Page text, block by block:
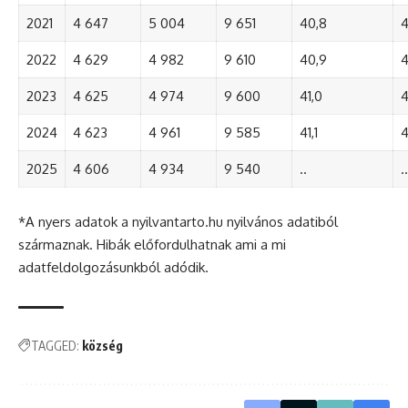
2021 4 647 5 004 9 651 40,8
2022 4 629 4 982 9 610 40,9
2023 4 625 4 974 9 600 41,0
2024 4 623 4 961 9 585 41,1
2025 4 606 4 934 9 540 .. ..
*A nyers adatok a nyilvantarto.hu nyilvános adatiból
származnak. Hibák előfordulhatnak ami a mi
adatfeldolgozásunkból adódik.
TAGGED: község